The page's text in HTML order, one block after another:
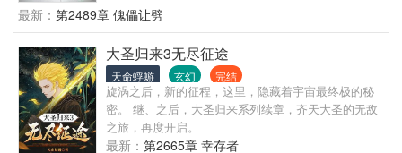
悄摸到祠堂上吊自杀，却因绳索腐朽断裂而掉落地
面，被尘埃中的神针插入脑海自动认主，从此，为完
全治愈绝症，他杀仇敌、斗魔兽、收鬼奴、斗天仙、
战魔神……
最新： 第2489章 傀儡让劈
大圣归来3无尽征途
天命蜉蝣 玄幻 完结
旋涡之后，新的征程，这里，隐藏着宇宙最终极的秘
密。 继、之后，大圣归来系列续章，齐天大圣的无敌
之旅，再度开启。
最新： 第2665章 幸存者